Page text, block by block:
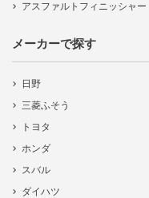
アスファルトフィニッシャー
メーカーで探す
日野
三菱ふそう
トヨタ
ホンダ
スバル
ダイハツ